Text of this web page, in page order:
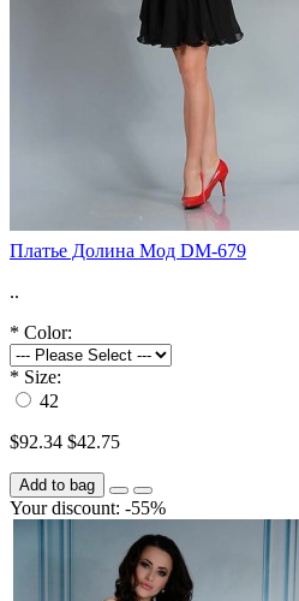
Платье Долина Мод DM-679
..
* Color:
* Size:
42
$92.34 $42.75
Add to bag
Your discount: -55%